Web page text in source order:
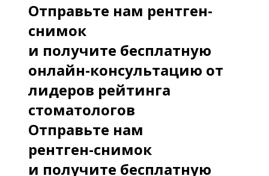
Отправьте нам рентген-
снимок
и получите бесплатную
онлайн-консультацию от
лидеров рейтинга
стоматологов
Отправьте нам
рентген-снимок
и получите бесплатную